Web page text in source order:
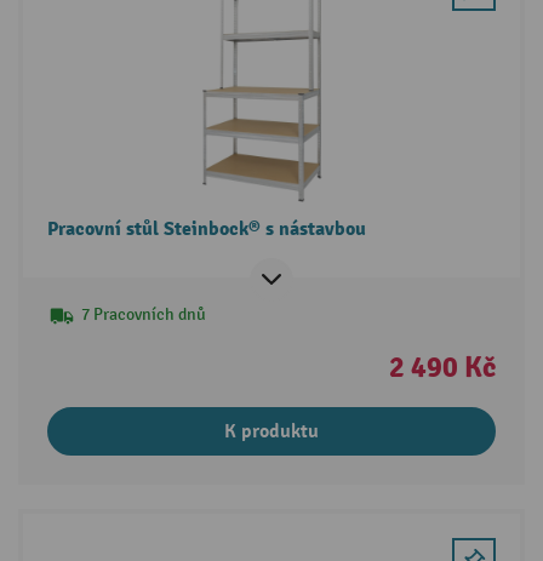
Pracovní stůl Steinbock® s nástavbou
7 Pracovních dnů
2 490 Kč
K produktu